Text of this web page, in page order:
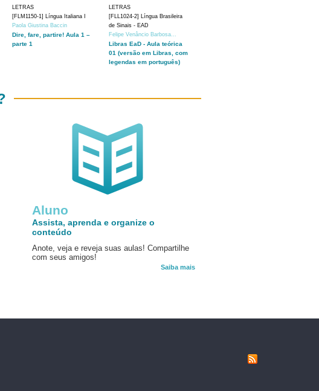
LETRAS
[FLM1150-1] Língua Italiana I
Paola Giustina Baccin
Dire, fare, partire! Aula 1 –
parte 1
LETRAS
[FLL1024-2] Língua Brasileira
de Sinais - EAD
Felipe Venâncio Barbosa...
Libras EaD - Aula teórica
01 (versão em Libras, com
legendas em português)
Aluno
Assista, aprenda e organize o
conteúdo
Anote, veja e reveja suas aulas! Compartilhe
com seus amigos!
Saiba mais